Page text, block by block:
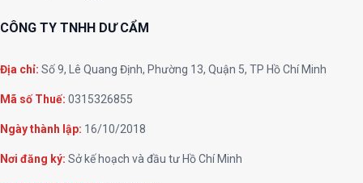
CÔNG TY TNHH DƯ CẨM
Địa chỉ: Số 9, Lê Quang Định, Phường 13, Quận 5, TP Hồ Chí Minh
Mã số Thuế: 0315326855
Ngày thành lập: 16/10/2018
Nơi đăng ký: Sở kế hoạch và đầu tư Hồ Chí Minh